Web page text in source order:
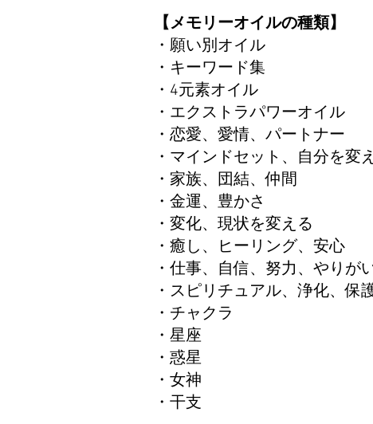
【メモリーオイルの種類】
​・願い別オイル
​​・キーワード集
​・4元素オイル
​・​​エクストラパワーオイル
​・恋愛、愛情、パートナー
・マインドセット、自分を変
​・家族、団結、仲間
・金運、豊かさ
​​・変化、現状を変える
​・癒し、ヒーリング、安心
・仕事、自信、努力、やりが
・スピリチュアル、浄化、保
​・チャクラ
​・星座
​・惑星
​​・女神
​・干支